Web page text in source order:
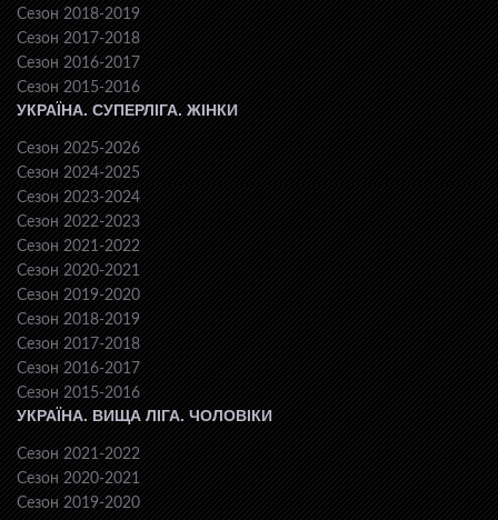
Сезон 2018-2019
Сезон 2017-2018
Сезон 2016-2017
Сезон 2015-2016
УКРАЇНА. СУПЕРЛІГА. ЖІНКИ
Сезон 2025-2026
Сезон 2024-2025
Сезон 2023-2024
Сезон 2022-2023
Сезон 2021-2022
Сезон 2020-2021
Сезон 2019-2020
Сезон 2018-2019
Сезон 2017-2018
Сезон 2016-2017
Сезон 2015-2016
УКРАЇНА. ВИЩА ЛІГА. ЧОЛОВІКИ
Сезон 2021-2022
Сезон 2020-2021
Сезон 2019-2020